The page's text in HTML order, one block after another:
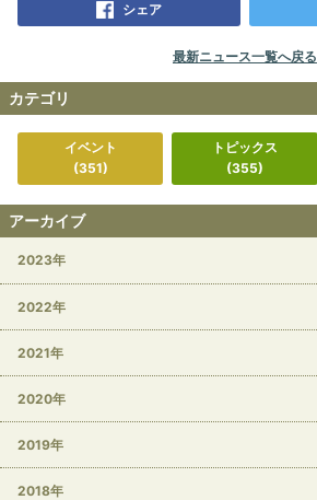
シェア
最新ニュース一覧へ戻る
カテゴリ
イベント
(351)
トピックス
(355)
アーカイブ
2023年
2022年
2021年
2020年
2019年
2018年